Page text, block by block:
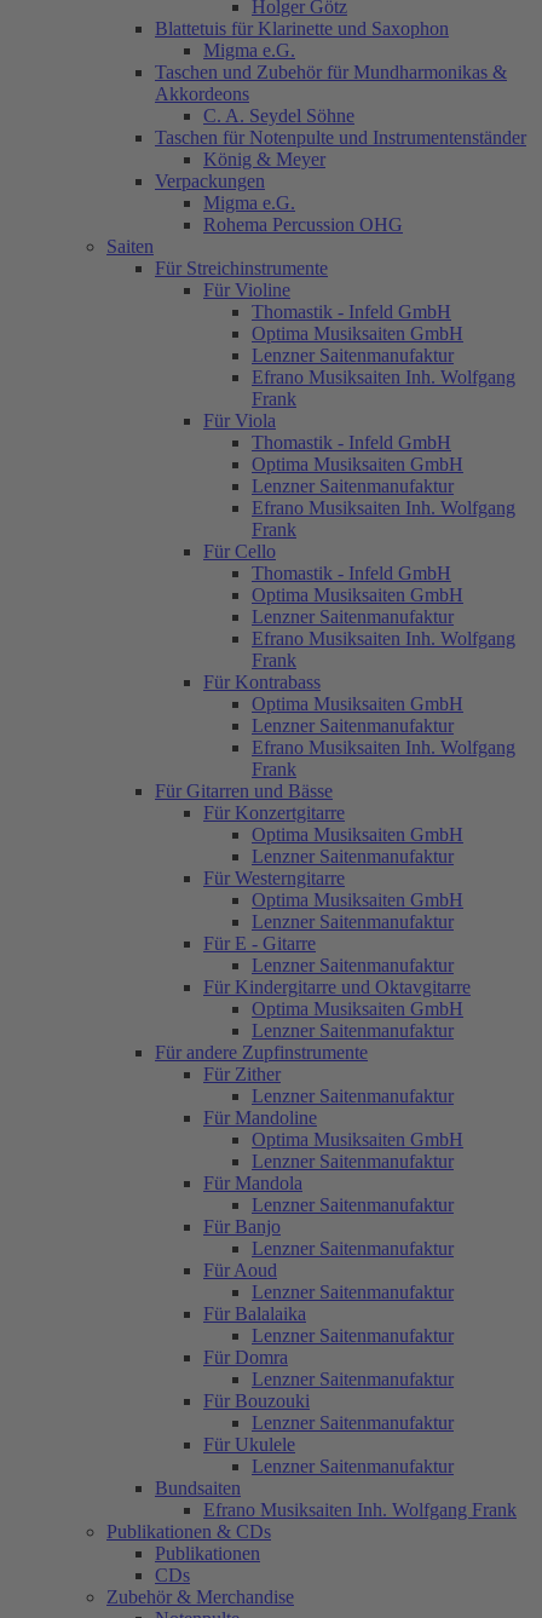
Holger Götz
Blattetuis für Klarinette und Saxophon
Migma e.G.
Taschen und Zubehör für Mundharmonikas &
Akkordeons
C. A. Seydel Söhne
Taschen für Notenpulte und Instrumentenständer
König & Meyer
Verpackungen
Migma e.G.
Rohema Percussion OHG
Saiten
Für Streichinstrumente
Für Violine
Thomastik - Infeld GmbH
Optima Musiksaiten GmbH
Lenzner Saitenmanufaktur
Efrano Musiksaiten Inh. Wolfgang
Frank
Für Viola
Thomastik - Infeld GmbH
Optima Musiksaiten GmbH
Lenzner Saitenmanufaktur
Efrano Musiksaiten Inh. Wolfgang
Frank
Für Cello
Thomastik - Infeld GmbH
Optima Musiksaiten GmbH
Lenzner Saitenmanufaktur
Efrano Musiksaiten Inh. Wolfgang
Frank
Für Kontrabass
Optima Musiksaiten GmbH
Lenzner Saitenmanufaktur
Efrano Musiksaiten Inh. Wolfgang
Frank
Für Gitarren und Bässe
Für Konzertgitarre
Optima Musiksaiten GmbH
Lenzner Saitenmanufaktur
Für Westerngitarre
Optima Musiksaiten GmbH
Lenzner Saitenmanufaktur
Für E - Gitarre
Lenzner Saitenmanufaktur
Für Kindergitarre und Oktavgitarre
Optima Musiksaiten GmbH
Lenzner Saitenmanufaktur
Für andere Zupfinstrumente
Für Zither
Lenzner Saitenmanufaktur
Für Mandoline
Optima Musiksaiten GmbH
Lenzner Saitenmanufaktur
Für Mandola
Lenzner Saitenmanufaktur
Für Banjo
Lenzner Saitenmanufaktur
Für Aoud
Lenzner Saitenmanufaktur
Für Balalaika
Lenzner Saitenmanufaktur
Für Domra
Lenzner Saitenmanufaktur
Für Bouzouki
Lenzner Saitenmanufaktur
Für Ukulele
Lenzner Saitenmanufaktur
Bundsaiten
Efrano Musiksaiten Inh. Wolfgang Frank
Publikationen & CDs
Publikationen
CDs
Zubehör & Merchandise